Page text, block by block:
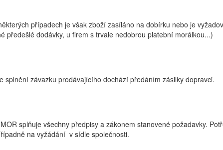
případech je však zboží zasíláno na dobírku nebo je
předešlé dodávky, u firem s trvale nedobrou platební morálkou...)
splnění závazku prodávajícího dochází předáním zásilky dopravci.
splňuje všechny předpisy a zákonem stanovené požadavky.
na vyžádání v sídle společnosti.